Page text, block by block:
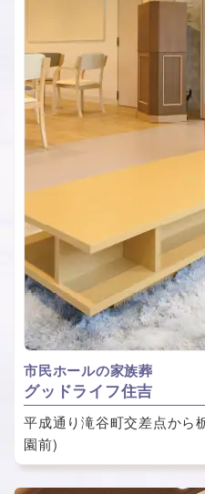
市民ホールの家族葬
グッドライフ住吉
平成通り滝谷町交差点から
園前)